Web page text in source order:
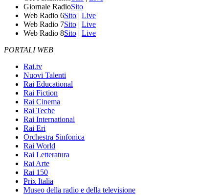
Giornale RadioSito
Web Radio 6Sito | Live
Web Radio 7Sito | Live
Web Radio 8Sito | Live
PORTALI WEB
Rai.tv
Nuovi Talenti
Rai Educational
Rai Fiction
Rai Cinema
Rai Teche
Rai International
Rai Eri
Orchestra Sinfonica
Rai World
Rai Letteratura
Rai Arte
Rai 150
Prix Italia
Museo della radio e della televisione